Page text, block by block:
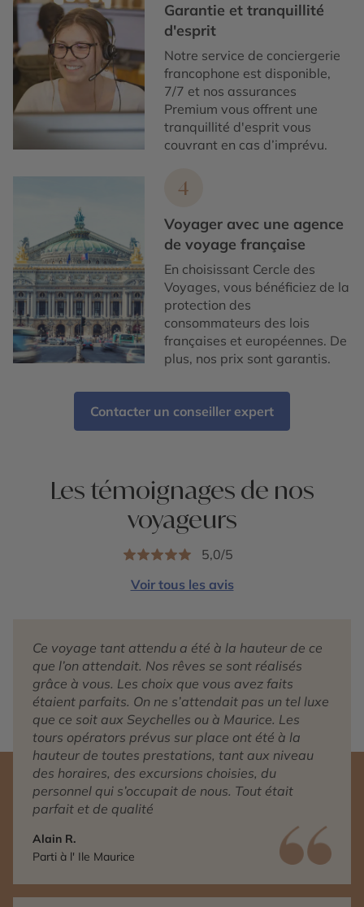
Garantie et tranquillité
d'esprit
Notre service de conciergerie
francophone est disponible,
7/7 et nos assurances
Premium vous offrent une
tranquillité d'esprit vous
couvrant en cas d’imprévu.
4
Voyager avec une agence
de voyage française
En choisissant Cercle des
Voyages, vous bénéficiez de la
protection des
consommateurs des lois
françaises et européennes. De
plus, nos prix sont garantis.
Contacter un conseiller expert
Les témoignages de nos
voyageurs
5,0/5
Voir tous les avis
Ce voyage tant attendu a été à la hauteur de ce
que l’on attendait. Nos rêves se sont réalisés
grâce à vous. Les choix que vous avez faits
étaient parfaits. On ne s’attendait pas un tel luxe
que ce soit aux Seychelles ou à Maurice. Les
tours opérators prévus sur place ont été à la
hauteur de toutes prestations, tant aux niveau
des horaires, des excursions choisies, du
personnel qui s’occupait de nous. Tout était
parfait et de qualité
Alain R.
Parti à l' Ile Maurice